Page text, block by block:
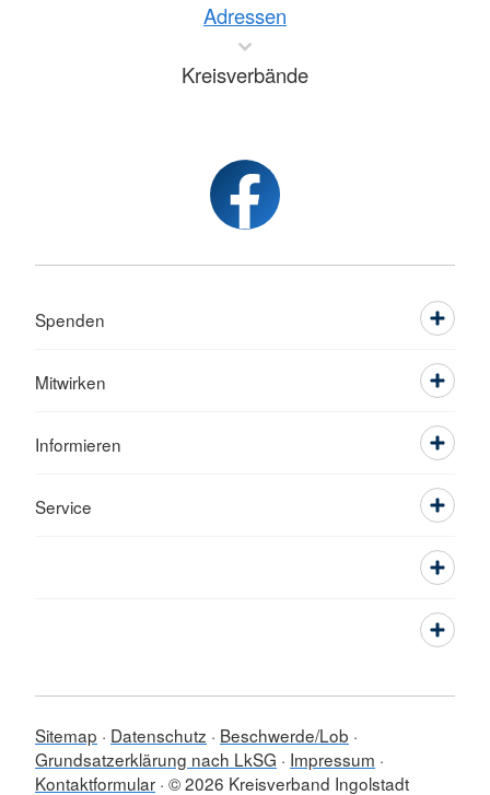
Adressen
Kreisverbände
Spenden
Mitwirken
Informieren
Service
Sitemap Datenschutz
Beschwerde/Lob
Grundsatzerklärung nach LkSG
Impressum
Kontaktformular © 2026 Kreisverband Ingolstadt